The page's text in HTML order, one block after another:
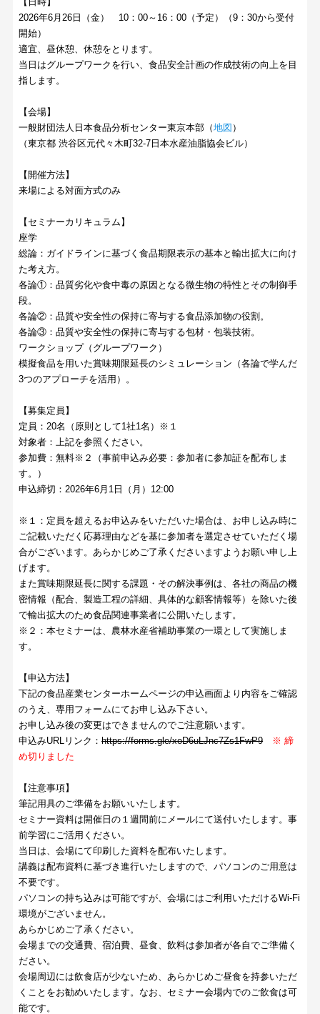
2026年6月26日（金） 10：00～16：00（予定）（9：30から受付
開始）
適宜、昼休憩、休憩をとります。
当日はグループワークを行い、食品安全計画の作成技術の向上を目
指します。
【会場】
一般財団法人日本食品分析センター東京本部（地図 ）
（東京都 渋谷区元代々木町32-7日本水産油脂協会ビル）
【開催方法】
来場による対面方式のみ
【セミナーカリキュラム】
座学
総論：ガイドラインに基づく食品期限表示の基本と輸出拡大に向け
た考え方。
各論①：品質劣化や食中毒の原因となる微生物の特性とその制御手
段。
各論②：品質や安全性の保持に寄与する食品添加物の役割。
各論③：品質や安全性の保持に寄与する包材・包装技術。
ワークショップ（グループワーク）
模擬食品を用いた賞味期限延長のシミュレーション（各論で学んだ
3つのアプローチを活用）。
【募集定員】
定員：20名（原則として1社1名）※１
対象者：上記を参照ください。
参加費：無料※２（事前申込み必要：参加者に参加証を配布しま
す。）
申込締切：2026年6月1日（月）12:00
※１：定員を超えるお申込みをいただいた場合は、お申し込み時に
ご記載いただく応募理由などを基に参加者を選定させていただく場
合がございます。あらかじめご了承くださいますようお願い申し上
げます。
また賞味期限延長に関する課題・その解決事例は、各社の商品の機
密情報（配合、製造工程の詳細、具体的な顧客情報等）を除いた後
で輸出拡大のため食品関連事業者に公開いたします。
※２：本セミナーは、農林水産省補助事業の一環として実施しま
す。
【申込方法】
下記の食品産業センターホームページの申込画面より内容をご確認
のうえ、専用フォームにてお申し込み下さい。
お申し込み後の変更はできませんのでご注意願います。
申込みURLリンク：https://forms.gle/xoD6uLJnc7Zs1FwP9
※ 締
め切りました
【注意事項】
筆記用具のご準備をお願いいたします。
セミナー資料は開催日の１週間前にメールにて送付いたします。事
前学習にご活用ください。
当日は、会場にて印刷した資料を配布いたします。
講義は配布資料に基づき進行いたしますので、パソコンのご用意は
不要です。
パソコンの持ち込みは可能ですが、会場にはご利用いただけるWi-Fi
環境がございません。
あらかじめご了承ください。
会場までの交通費、宿泊費、昼食、飲料は参加者が各自でご準備く
ださい。
会場周辺には飲食店が少ないため、あらかじめご昼食を持参いただ
くことをお勧めいたします。なお、セミナー会場内でのご飲食は可
能です。